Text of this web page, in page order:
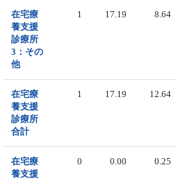
在宅療
養支援
診療所
3：その
他
1 17.19 8.64
在宅療
養支援
診療所
合計
1 17.19 12.64
在宅療
養支援
0 0.00 0.25